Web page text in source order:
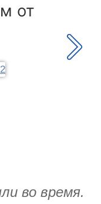
от
во время.